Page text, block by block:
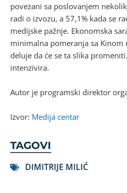
povezani sa poslovanjem
radi o izvozu, a 57,1% kada se
medijske pažnje. Ekonomska
minimalna pomeranja sa
deluje da će se ta slika
intenzivira.
Autor je programski direktor
Izvor: Medija centar
TAGOVI
DIMITRIJE MILIĆ